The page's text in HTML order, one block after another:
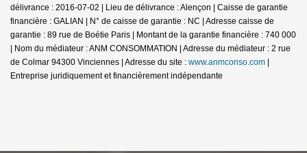
délivrance : 2016-07-02 | Lieu de délivrance : Alençon | Caisse de garantie
financière : GALIAN | N° de caisse de garantie : NC | Adresse caisse de
garantie : 89 rue de Boétie Paris | Montant de la garantie financière : 740 000
| Nom du médiateur : ANM CONSOMMATION | Adresse du médiateur : 2 rue
de Colmar 94300 Vinciennes | Adresse du site : www.anmconso.com |
Entreprise juridiquement et financièrement indépendante